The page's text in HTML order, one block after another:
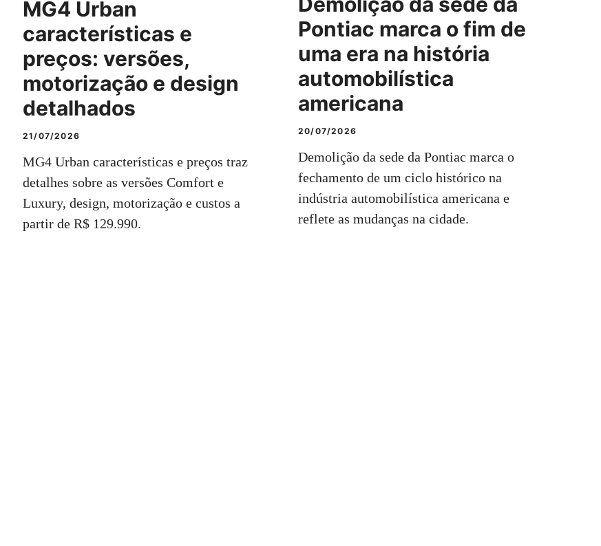
MG4 Urban
características e
preços: versões,
motorização e design
detalhados
21/07/2026
MG4 Urban características e preços traz
detalhes sobre as versões Comfort e
Luxury, design, motorização e custos a
partir de R$ 129.990.
Pontiac marca o fim de
uma era na história
automobilística
americana
20/07/2026
Demolição da sede da Pontiac marca o
fechamento de um ciclo histórico na
indústria automobilística americana e
reflete as mudanças na cidade.